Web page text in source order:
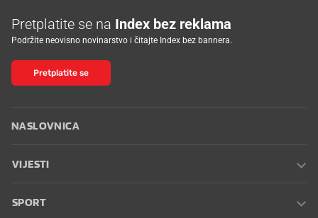
Pretplatite se na Index bez reklama
Podržite neovisno novinarstvo i čitajte Index bez bannera.
Pretplatite se
NASLOVNICA
VIJESTI
SPORT